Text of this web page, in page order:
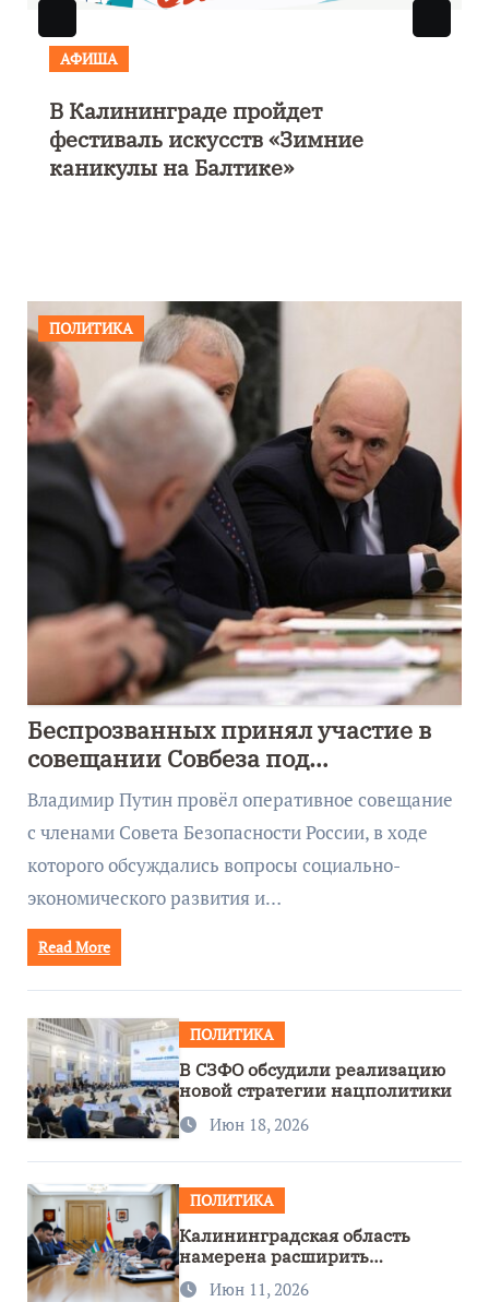
АФИША
Выставка «Морской роман под
парусом» откроется 28 ноября в
Калининграде
ПОЛИТИКА
Беспрозванных принял участие в
совещании Совбеза под
руководством Путина
Владимир Путин провёл оперативное совещание
с членами Совета Безопасности России, в ходе
которого обсуждались вопросы социально-
экономического развития и…
Read More
ПОЛИТИКА
В СЗФО обсудили реализацию
новой стратегии нацполитики
Июн 18, 2026
ПОЛИТИКА
Калининградская область
намерена расширить
сотрудничество с Узбекистаном
Июн 11, 2026